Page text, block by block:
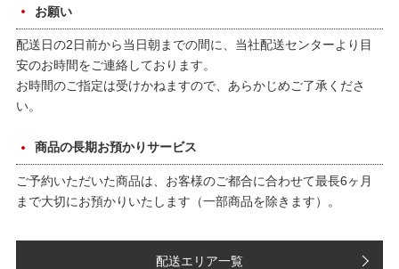
お願い
配送日の2日前から当日朝までの間に、当社配送センターより目
安のお時間をご連絡しております。
お時間のご指定は受けかねますので、あらかじめご了承くださ
い。
商品の長期お預かりサービス
ご予約いただいた商品は、お客様のご都合に合わせて最長6ヶ月
まで大切にお預かりいたします（一部商品を除きます）。
配送エリア一覧